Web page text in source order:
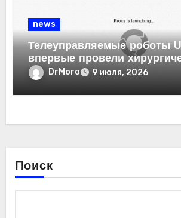
news
Телеуправляемые роботы
впервые провели
операцию
DrMoro 9 июля, 2026
Поиск